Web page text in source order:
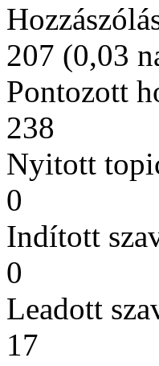
207 (0,03
Pontozott
238
Nyitott
0
Indított
0
Leadott
17